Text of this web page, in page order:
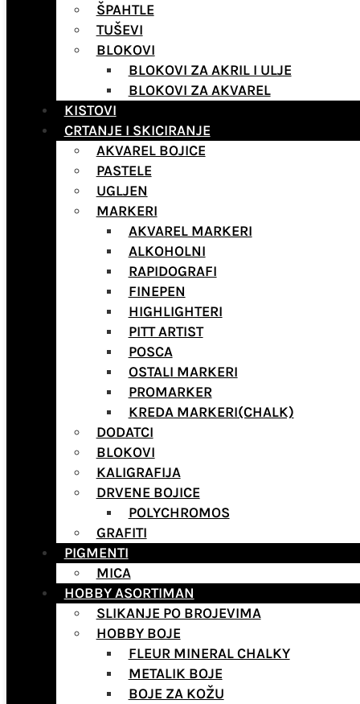
ŠPAHTLE
TUŠEVI
BLOKOVI
BLOKOVI ZA AKRIL I ULJE
BLOKOVI ZA AKVAREL
KISTOVI
CRTANJE I SKICIRANJE
AKVAREL BOJICE
PASTELE
UGLJEN
MARKERI
AKVAREL MARKERI
ALKOHOLNI
RAPIDOGRAFI
FINEPEN
HIGHLIGHTERI
PITT ARTIST
POSCA
OSTALI MARKERI
PROMARKER
KREDA MARKERI(CHALK)
DODATCI
BLOKOVI
KALIGRAFIJA
DRVENE BOJICE
POLYCHROMOS
GRAFITI
PIGMENTI
MICA
HOBBY ASORTIMAN
SLIKANJE PO BROJEVIMA
HOBBY BOJE
FLEUR MINERAL CHALKY
METALIK BOJE
BOJE ZA KOŽU